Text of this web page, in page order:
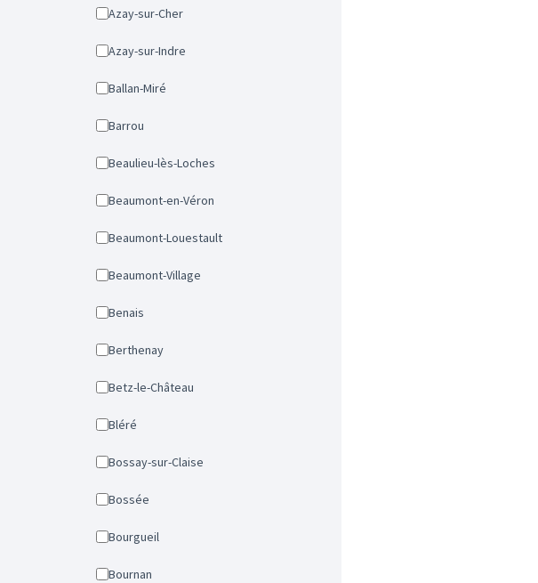
Azay-sur-Cher
Azay-sur-Indre
Ballan-Miré
Barrou
Beaulieu-lès-Loches
Beaumont-en-Véron
Beaumont-Louestault
Beaumont-Village
Benais
Berthenay
Betz-le-Château
Bléré
Bossay-sur-Claise
Bossée
Bourgueil
Bournan